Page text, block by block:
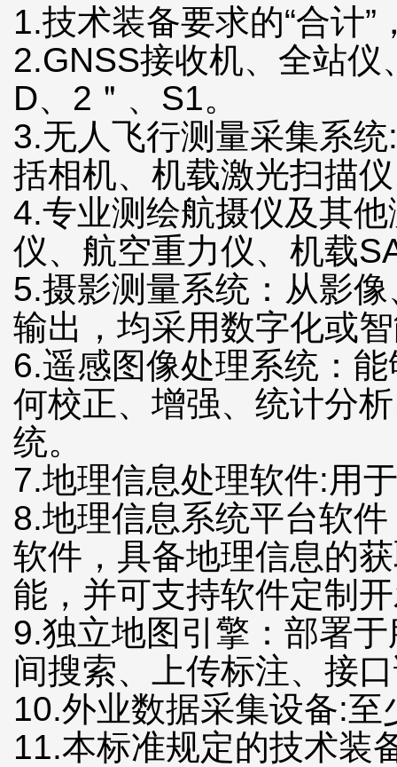
1.技术装备要求的“合计
2.GNSS接收机、全站
D、2＂、S1。
3.无人飞行测量采集系
括相机、机载激光扫描
4.专业测绘航摄仪及其
仪、航空重力仪、机载
5.摄影测量系统：从影
输出，均采用数字化或
6.遥感图像处理系统：
何校正、增强、统计分
统。
7.地理信息处理软件:用
8.地理信息系统平台软
软件，具备地理信息的
能，并可支持软件定制
9.独立地图引擎：部署
间搜索、上传标注、接
10.外业数据采集设备:
11.本标准规定的技术装